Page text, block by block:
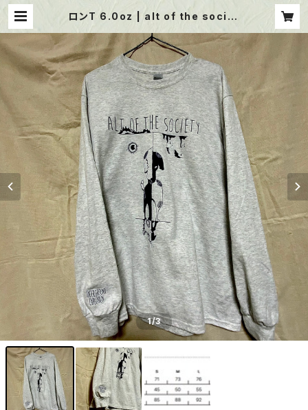
ロンT 6.0oz | alt of the societ
1/3